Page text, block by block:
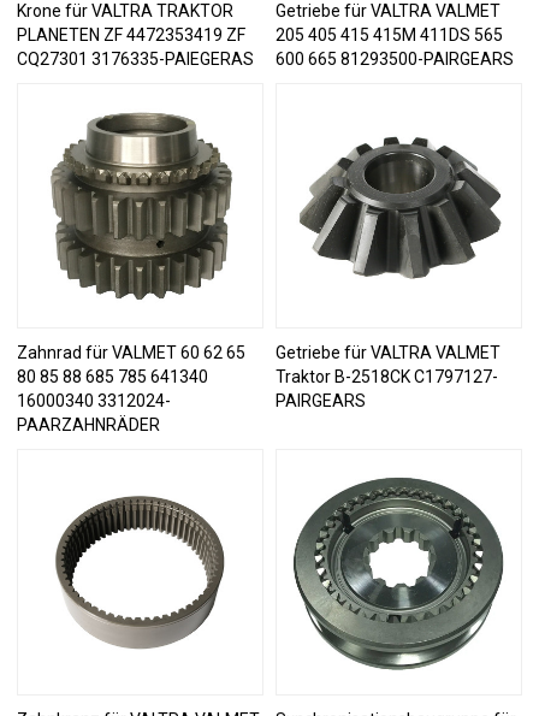
Krone für VALTRA TRAKTOR
PLANETEN ZF 4472353419 ZF
CQ27301 3176335-PAIEGERAS
Getriebe für VALTRA VALMET
205 405 415 415M 411DS 565
600 665 81293500-PAIRGEARS
Zahnrad für VALMET 60 62 65
80 85 88 685 785 641340
16000340 3312024-
PAARZAHNRÄDER
Getriebe für VALTRA VALMET
Traktor B-2518CK C1797127-
PAIRGEARS